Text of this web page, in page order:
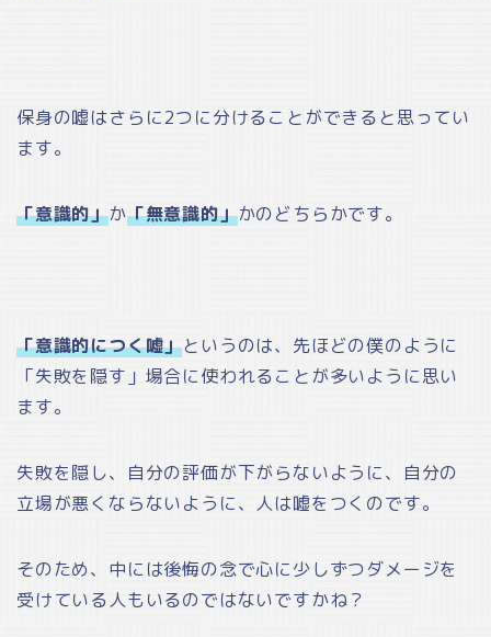
保身の嘘はさらに2つに分けることができると思ってい
ます。
「意識的」か「無意識的」かのどちらかです。
「意識的につく嘘」というのは、先ほどの僕のように
「失敗を隠す」場合に使われることが多いように思い
ます。
失敗を隠し、自分の評価が下がらないように、自分の
立場が悪くならないように、人は嘘をつくのです。
そのため、中には後悔の念で心に少しずつダメージを
受けている人もいるのではないですかね？